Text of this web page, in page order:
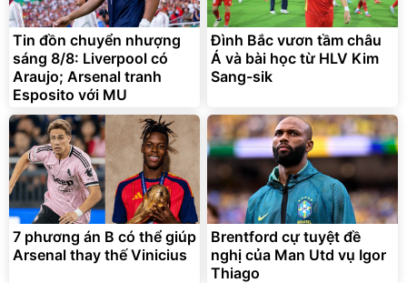
Tin đồn chuyển nhượng
sáng 8/8: Liverpool có
Araujo; Arsenal tranh
Esposito với MU
Đình Bắc vươn tầm châu
Á và bài học từ HLV Kim
Sang-sik
7 phương án B có thể giúp
Arsenal thay thế Vinicius
Brentford cự tuyệt đề
nghị của Man Utd vụ Igor
Thiago